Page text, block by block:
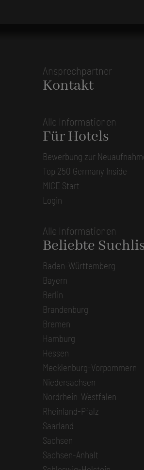
Ansprechpartner
Kontakt
Alle Informationen
Für Hotels
Bewerbung zur
Top 250 Germany Inside
MICE Start
Login
Alle Informationen
Beliebte
Baden-Württemberg
Bayern
Berlin
Brandenburg
Bremen
Hamburg
Hessen
Mecklenburg-Vorpommern
Niedersachsen
Nordrhein-Westfalen
Rheinland-Pfalz
Saarland
Sachsen
Sachsen-Anhalt